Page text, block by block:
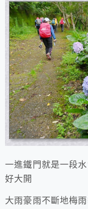
一進鐵門就是一段
好大開
大雨豪雨不斷地梅